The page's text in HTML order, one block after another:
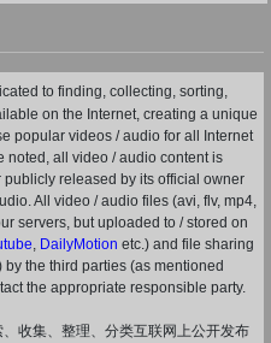
to finding, collecting, sorting,
on the Internet, creating a unique
popular videos / audio for all Internet
noted, all video / audio content is
released by its official owner
All video / audio files (avi, flv, mp4,
servers, but uploaded to / stored on
DailyMotion etc.) and file sharing
by the third parties (as mentioned
the appropriate responsible party.
收集、整理、分类互联网上公开发布